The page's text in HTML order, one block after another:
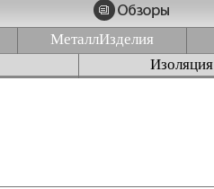
МеталлИзделия
Изоляция